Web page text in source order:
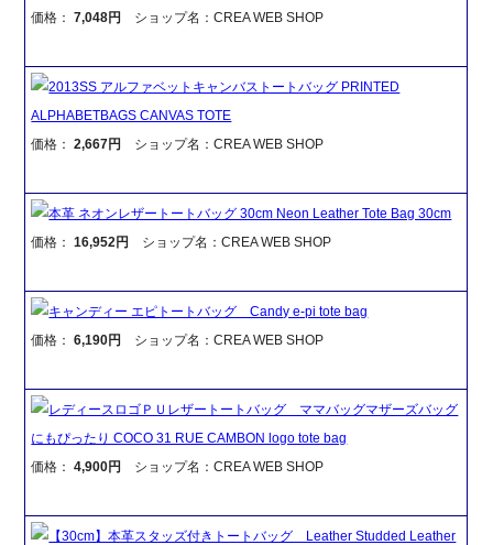
価格：7,048円 ショップ名：CREA WEB SHOP
2013SS アルファベットキャンバストートバッグ PRINTED
ALPHABETBAGS CANVAS TOTE
価格：2,667円 ショップ名：CREA WEB SHOP
本革 ネオンレザートートバッグ 30cm Neon Leather Tote Bag 30cm
価格：16,952円 ショップ名：CREA WEB SHOP
キャンディー エピトートバッグ Candy e-pi tote bag
価格：6,190円 ショップ名：CREA WEB SHOP
レディースロゴＰＵレザートートバッグ ママバッグマザーズバッグ
にもぴったり COCO 31 RUE CAMBON logo tote bag
価格：4,900円 ショップ名：CREA WEB SHOP
【30cm】本革スタッズ付きトートバッグ Leather Studded Leather